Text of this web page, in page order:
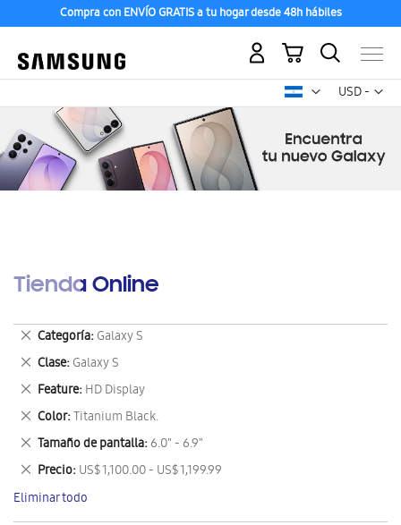
Compra con ENVÍO GRATIS a tu hogar desde 48h hábiles
USD -
dólar
Mi carrito
Tienda Online
Categoría Galaxy S
Eliminar
este
artículo
Clase Galaxy S
Eliminar
este
artículo
Feature HD Display
Eliminar
este
artículo
Color Titanium Black.
Eliminar
este
artículo
Tamaño de pantalla 6.0" - 6.9"
Eliminar
este
artículo
Precio US$ 1,100.00 - US$ 1,199.99
Eliminar
este
artículo
Eliminar todo